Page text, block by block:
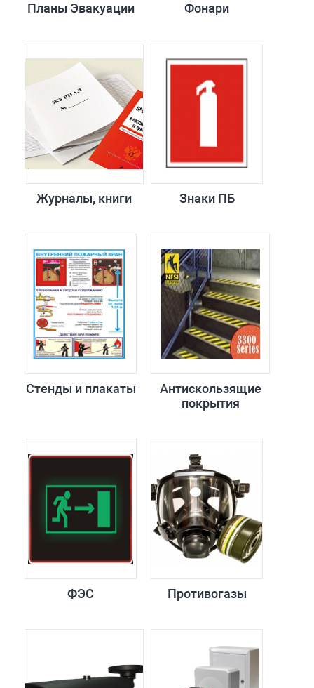
Планы Эвакуации Фонари
Журналы, книги Знаки ПБ
Стенды и плакаты
Антискользящие
покрытия
ФЭС Противогазы